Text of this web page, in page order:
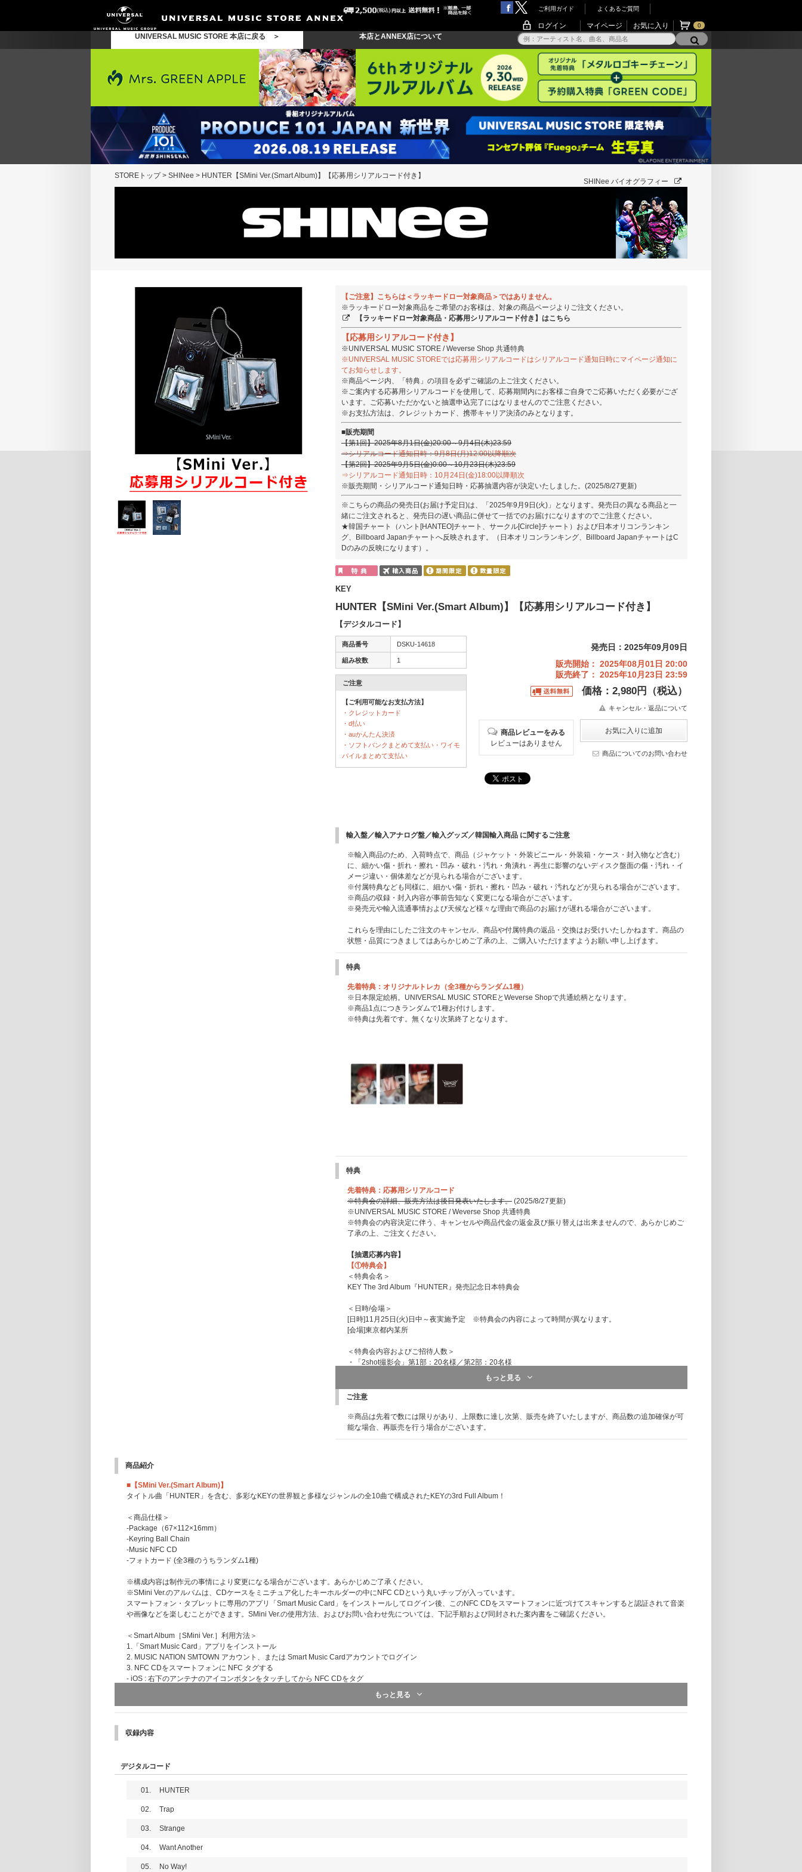
ご利用ガイド よくあるご質問
ログイン マイページ お気に入り 0
UNIVERSAL MUSIC STORE 本店に戻る ＞ 本店とANNEX店について
STOREトップ> SHINee > HUNTER【SMini Ver.(Smart Album)】【応募用シリアルコード付き】
SHINee バイオグラフィー
【ご注意】こちらは＜ラッキードロー対象商品＞ではありません。
※ラッキードロー対象商品をご希望のお客様は、対象の商品ページよりご注文ください。
【ラッキードロー対象商品・応募用シリアルコード付き】はこちら
【応募用シリアルコード付き】
※UNIVERSAL MUSIC STORE / Weverse Shop 共通特典
※UNIVERSAL MUSIC STOREでは応募用シリアルコードはシリアルコード通知日時にマイページ通知に
てお知らせします。
※商品ページ内、「特典」の項目を必ずご確認の上ご注文ください。
※ご案内する応募用シリアルコードを使用して、応募期間内にお客様ご自身でご応募いただく必要がござ
います。ご応募いただかないと抽選申込完了にはなりませんのでご注意ください。
※お支払方法は、クレジットカード、携帯キャリア決済のみとなります。
■販売期間
【第1回】2025年8月1日(金)20:00～9月4日(木)23:59
⇒シリアルコード通知日時：9月8日(月)12:00以降順次
【第2回】2025年9月5日(金)0:00～10月23日(木)23:59
⇒シリアルコード通知日時：10月24日(金)18:00以降順次
※販売期間・シリアルコード通知日時・応募抽選内容が決定いたしました。(2025/8/27更新)
※こちらの商品の発売日(お届け予定日)は、「2025年9月9日(火)」となります。発売日の異なる商品と一
緒にご注文されると、発売日の遅い商品に併せて一括でのお届けになりますのでご注意ください。
★韓国チャート（ハント[HANTEO]チャート、サークル[Circle]チャート）および日本オリコンランキン
グ、Billboard Japanチャートへ反映されます。（日本オリコンランキング、Billboard JapanチャートはC
Dのみの反映になります）。
KEY
HUNTER【SMini Ver.(Smart Album)】【応募用シリアルコード付き】
【デジタルコード】
商品番号 DSKU-14618
組み枚数 1
ご注意
【ご利用可能なお支払方法】
・クレジットカード
・d払い
・auかんたん決済
・ソフトバンクまとめて支払い・ワイモ
バイルまとめて支払い
発売日：2025年09月09日
販売開始： 2025年08月01日 20:00
販売終了： 2025年10月23日 23:59
価格：2,980円（税込）
キャンセル・返品について
商品レビューをみる
レビューはありません
商品についてのお問い合わせ
輸入盤／輸入アナログ盤／輸入グッズ／韓国輸入商品 に関するご注意
※輸入商品のため、入荷時点で、商品（ジャケット・外装ビニール・外装箱・ケース・封入物など含む）
に、細かい傷・折れ・擦れ・凹み・破れ・汚れ・角潰れ・再生に影響のないディスク盤面の傷・汚れ・イ
メージ違い・個体差などが見られる場合がございます。
※付属特典なども同様に、細かい傷・折れ・擦れ・凹み・破れ・汚れなどが見られる場合がございます。
※商品の収録・封入内容が事前告知なく変更になる場合がございます。
※発売元や輸入流通事情および天候など様々な理由で商品のお届けが遅れる場合がございます。
これらを理由にしたご注文のキャンセル、商品や付属特典の返品・交換はお受けいたしかねます。商品の
状態・品質につきましてはあらかじめご了承の上、ご購入いただけますようお願い申し上げます。
特典
先着特典：オリジナルトレカ（全3種からランダム1種）
※日本限定絵柄。UNIVERSAL MUSIC STOREとWeverse Shopで共通絵柄となります。
※商品1点につきランダムで1種お付けします。
※特典は先着です。無くなり次第終了となります。
特典
先着特典：応募用シリアルコード
※特典会の詳細、販売方法は後日発表いたします。 (2025/8/27更新)
※UNIVERSAL MUSIC STORE / Weverse Shop 共通特典
※特典会の内容決定に伴う、キャンセルや商品代金の返金及び振り替えは出来ませんので、あらかじめご
了承の上、ご注文ください。
【抽選応募内容】
【①特典会】
＜特典会名＞
KEY The 3rd Album『HUNTER』発売記念日本特典会
＜日時/会場＞
[日時]11月25日(火)日中～夜実施予定 ※特典会の内容によって時間が異なります。
[会場]東京都内某所
＜特典会内容およびご招待人数＞
・「2shot撮影会」第1部：20名様／第2部：20名様
・「サイン会」100名様
※時間・会場・イベント内容等の詳細は、ご当選者様へのみご案内いたします。
＜日程/会場＞
「2025 KEYLAND : Uncanny Valley in TOKYO」公演会場
【③リハーサル見学会（開演前）】
＜日程/会場＞
「2025 KEYLAND : Uncanny Valley in TOKYO」公演会場
2025年11月30日(日)東京・国立代々木競技場第一体育館
※開場・開演時間は変更になる可能性がございます。
【④チェキ】
KEY直筆サイン入りチェキ 3名様
【応募方法】
もっと見る
ご注意
※商品は先着で数には限りがあり、上限数に達し次第、販売を終了いたしますが、商品数の追加確保が可
能な場合、再販売を行う場合がございます。
商品紹介
■【SMini Ver.(Smart Album)】
タイトル曲「HUNTER」を含む、多彩なKEYの世界観と多様なジャンルの全10曲で構成されたKEYの3rd Full Album！
＜商品仕様＞
-Package（67×112×16mm）
-Keyring Ball Chain
-Music NFC CD
-フォトカード (全3種のうちランダム1種)
※構成内容は制作元の事情により変更になる場合がございます。あらかじめご了承ください。
※SMini Ver.のアルバムは、CDケースをミニチュア化したキーホルダーの中にNFC CDという丸いチップが入っています。
スマートフォン・タブレットに専用のアプリ「Smart Music Card」をインストールしてログイン後、このNFC CDをスマートフォンに近づけてスキャンすると認証されて音楽
や画像などを楽しむことができます。SMini Ver.の使用方法、およびお問い合わせ先については、下記手順および同封された案内書をご確認ください。
＜Smart Album［SMini Ver.］利用方法＞
1.「Smart Music Card」アプリをインストール
2. MUSIC NATION SMTOWN アカウント、または Smart Music Cardアカウントでログイン
3. NFC CDをスマートフォンに NFC タグする
- iOS : 右下のアンテナのアイコンボタンをタッチしてから NFC CDをタグ
もっと見る
収録内容
デジタルコード
01. HUNTER
02. Trap
03. Strange
04. Want Another
05. No Way!